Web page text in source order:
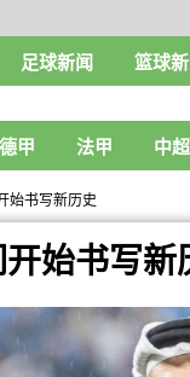
足球新闻 篮球
德甲 法甲 中超
始书写新历史
始书写新